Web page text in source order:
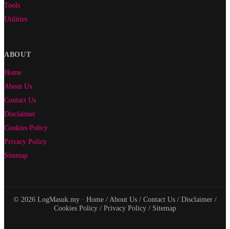
Tools
Utilities
ABOUT
Home
About Us
Contact Us
Disclaimer
Cookies Policy
Privacy Policy
Sitemap
© 2026 LogMasuk.my · Home / About Us / Contact Us / Disclaimer /
Cookies Policy / Privacy Policy / Sitemap